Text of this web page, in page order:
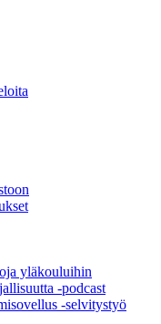
yläkouluihin
-podcast
-selvitystyö